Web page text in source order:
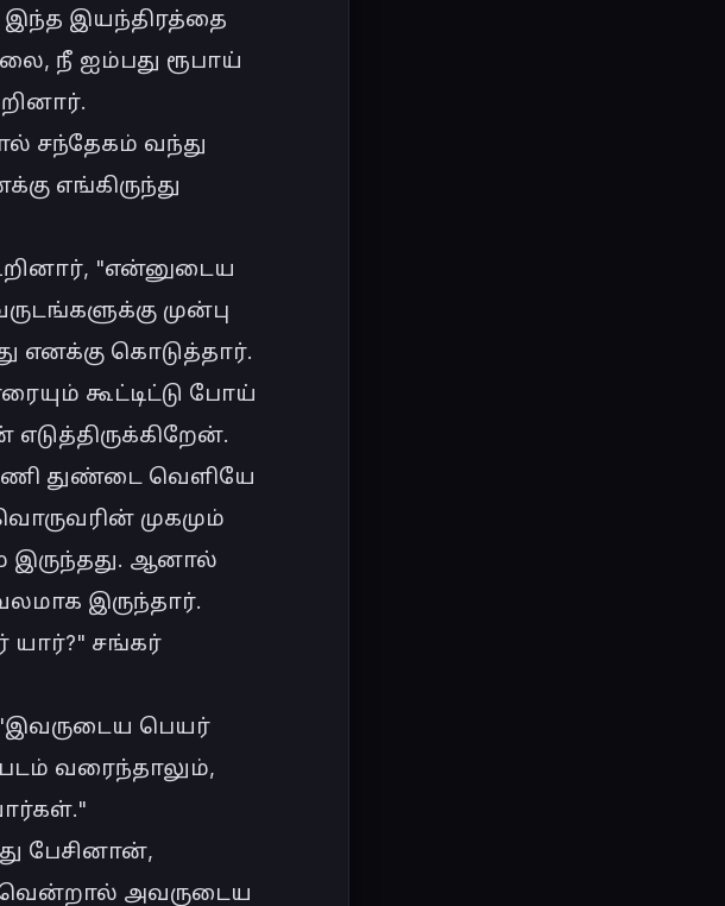
இந்த இயந்திரத்தை
நீ ஐம்பது ரூபாய்
சந்தேகம் வந்து
எங்கிருந்து
"என்னுடைய
முன்பு
எனக்கு கொடுத்தார்.
கூட்டிட்டு போய்
துண்டை வெளியே
முகமும்
இருந்தது. ஆனால்
இருந்தார்.
யார்?" சங்கர்
பெயர்
படம் வரைந்தாலும்,
பேசினான்,
அவருடைய